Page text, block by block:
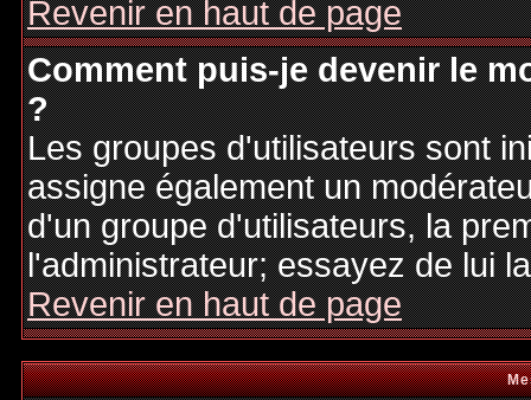
Revenir en haut de page
Comment puis-je devenir le
?
Les groupes d'utilisateurs sont
assigne également un
d'un groupe d'utilisateurs, la
l'administrateur; essayez de lui
Revenir en haut de page